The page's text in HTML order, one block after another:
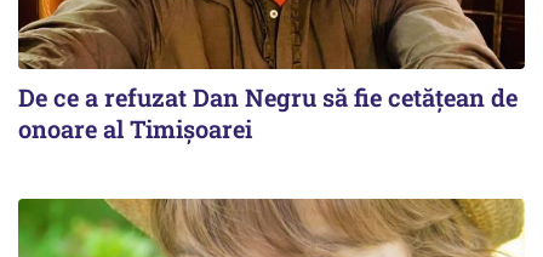
De ce a refuzat Dan Negru să fie cetățean de
onoare al Timișoarei